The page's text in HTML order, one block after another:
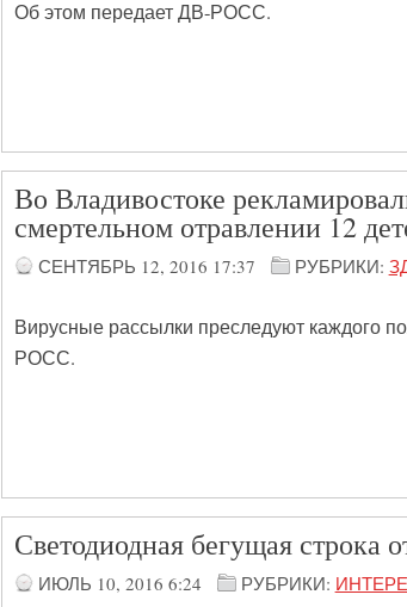
Об этом передает ДВ-РОСС.
Во Владивостоке
смертельном отравлении 12
СЕНТЯБРЬ 12, 2016 17:37 РУБРИКИ:
Вирусные рассылки преследуют каждого
РОСС.
Светодиодная бегущая
ИЮЛЬ 10, 2016 6:24 РУБРИКИ: